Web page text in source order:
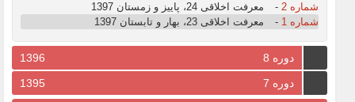
شماره 2 -
معرفت اخلاقی 24، پاییز و زمستان 1397
شماره 1
- معرفت اخلاقی 23، بهار و تابستان 1397
دوره 8
1396
دوره 7
1395